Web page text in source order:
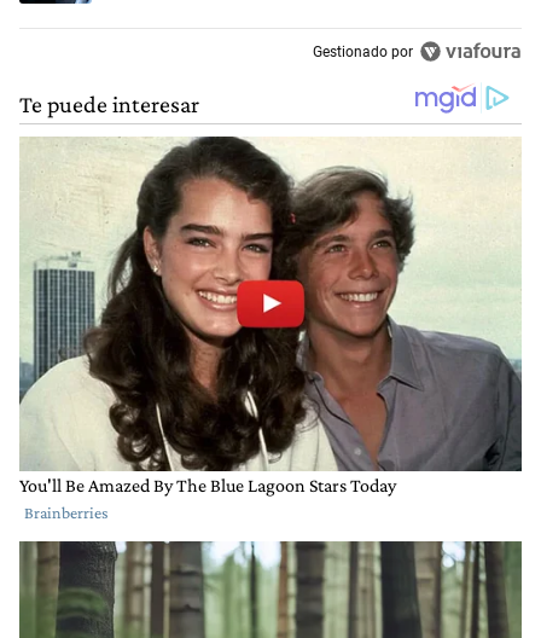
Gestionado por